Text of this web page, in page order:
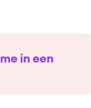
in een